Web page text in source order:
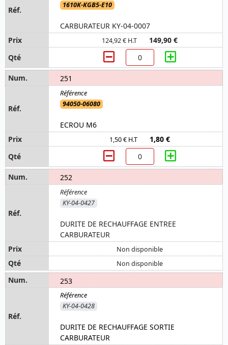
1610K-KGB5-E10
CARBURATEUR KY-04-0007
124,92 € H.T 149,90 €
251
94050-06080
ECROU M6
1,50 € H.T 1,80 €
252
KY-04-0427
DURITE DE RECHAUFFAGE ENTREE
CARBURATEUR
Non disponible
Non disponible
253
KY-04-0428
DURITE DE RECHAUFFAGE SORTIE
CARBURATEUR